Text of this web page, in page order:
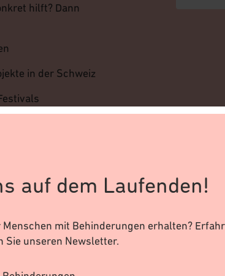
hilft? Dann
in der Schweiz
auf dem Laufenden!
mit Behinderungen erhalten?
Sie unseren Newsletter.